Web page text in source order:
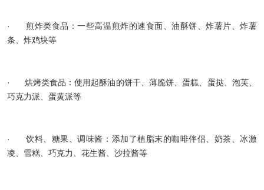
· 煎炸类食品：一些高温煎炸的速食面、油酥饼、炸薯片、炸薯
条、炸鸡块等
· 烘烤类食品：使用起酥油的饼干、薄脆饼、蛋糕、蛋挞、泡芙、
巧克力派、蛋黄派等
· 饮料、糖果、调味酱：添加了植脂末的咖啡伴侣、奶茶、冰激
凌、雪糕、巧克力、花生酱、沙拉酱等